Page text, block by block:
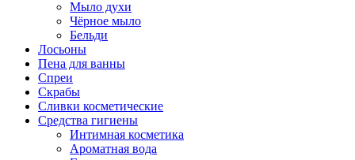
Мыло духи
Чёрное мыло
Бельди
Лосьоны
Пена для ванны
Спреи
Скрабы
Сливки косметические
Средства гигиены
Интимная косметика
Ароматная вода